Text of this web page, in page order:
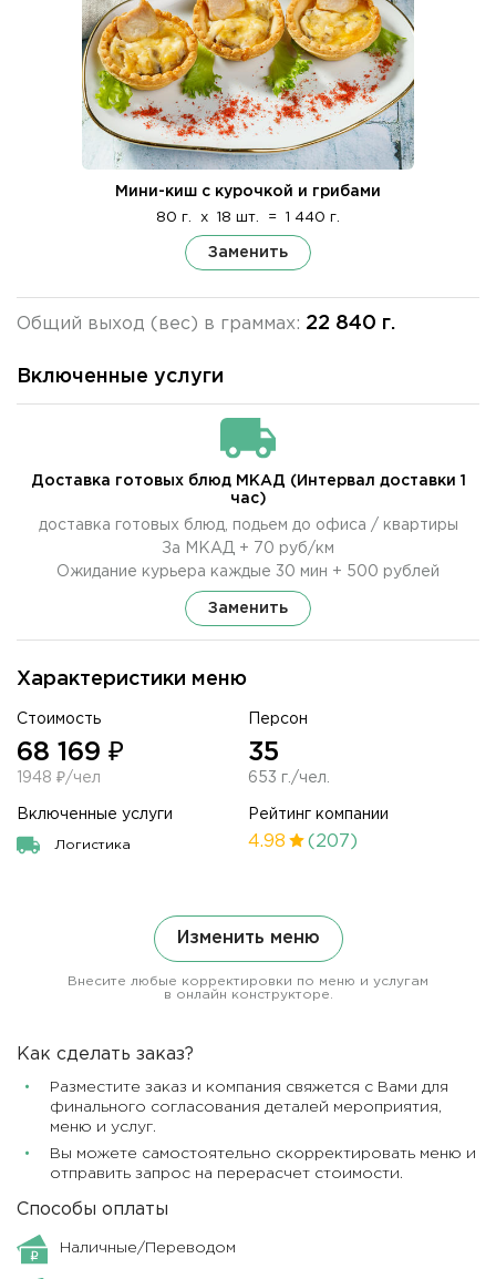
Характеристики меню
Стоимость
68 169 ₽
1948 ₽/чел
Персон
35
653 г./чел.
Включенные услуги
Логистика
Рейтинг компании
4.98 (207)
Мини-киш с курочкой и грибами
80 г. x 18 шт. = 1 440 г.
Заменить
Общий выход (вес) в граммах: 22 840 г.
Изменить меню
Внесите любые корректировки по меню и услугам
в онлайн конструкторе.
Включенные услуги
Доставка готовых блюд МКАД (Интервал доставки 1
час)
доставка готовых блюд, подьем до офиса / квартиры
За МКАД + 70 руб/км
Ожидание курьера каждые 30 мин + 500 рублей
Заменить
Как сделать заказ?
Разместите заказ и компания свяжется с Вами для
финального согласования деталей мероприятия,
меню и услуг.
Вы можете самостоятельно скорректировать меню и
отправить запрос на перерасчет стоимости.
Способы оплаты
Наличные/Переводом